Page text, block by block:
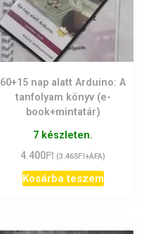
60+15 nap alatt Arduino: A
tanfolyam könyv (e-
book+mintatár)
7 készleten.
4.400Ft (3.465Ft+ÁFA)
Kosárba teszem